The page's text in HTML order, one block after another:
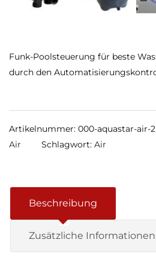
Funk-Poolsteuerung für beste
durch den
Artikelnummer: 000-aquastar-air-2
Air
Schlagwort: Air
Beschreibung
Zusätzliche Informationen